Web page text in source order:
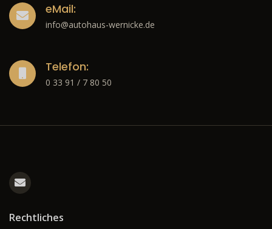
eMail:
info@autohaus-wernicke.de
Telefon:
0 33 91 / 7 80 50
Rechtliches